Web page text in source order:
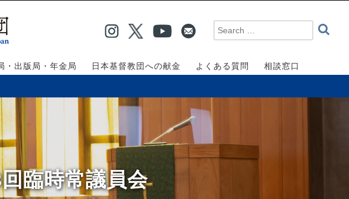
・出版局・年金局 日本基督教団への献金 よくある質問 相談窓口
回臨時常議員会